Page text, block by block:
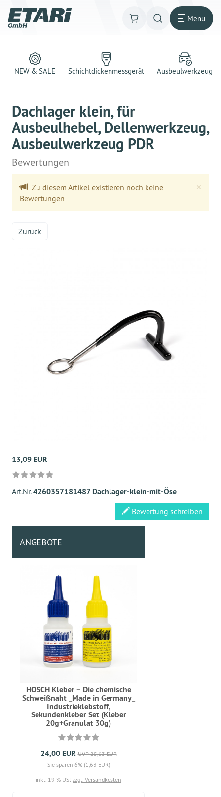
Menü
NEW & SALE Schichtdickenmessgerät Ausbeulwerkzeug
Dachlager klein, für
Ausbeulhebel, Dellenwerkzeug,
Ausbeulwerkzeug PDR
Bewertungen
×
Zu diesem Artikel existieren noch keine
Bewertungen
Zurück
13,09 EUR
Art.Nr.4260357181487 Dachlager-klein-mit-Öse
Bewertung schreiben
ANGEBOTE
HOSCH Kleber – Die chemische
Schweißnaht _Made in Germany_
Industrieklebstoff,
Sekundenkleber Set (Kleber
20g+Granulat 30g)
24,00 EUR UVP 25,63 EUR
Sie sparen 6% (1,63 EUR)
inkl. 19 % USt zzgl. Versandkosten